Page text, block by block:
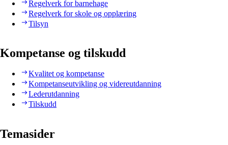
Regelverk for barnehage
Regelverk for skole og opplæring
Tilsyn
Kompetanse og tilskudd
Kvalitet og kompetanse
Kompetanseutvikling og videreutdanning
Lederutdanning
Tilskudd
Temasider